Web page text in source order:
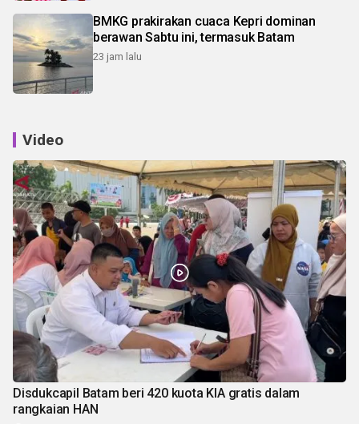
BMKG prakirakan cuaca Kepri dominan
berawan Sabtu ini, termasuk Batam
23 jam lalu
Video
Disdukcapil Batam beri 420 kuota KIA gratis dalam
rangkaian HAN